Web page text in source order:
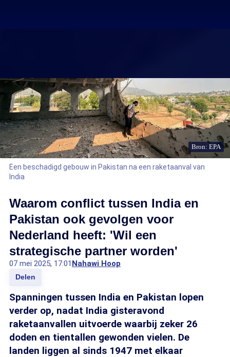
Bron: EPA
Een beschadigd gebouw in Pakistan na een raketaanval van
India
Waarom conflict tussen India en
Pakistan ook gevolgen voor
Nederland heeft: 'Wil een
strategische partner worden'
07 mei 2025, 17:01 Nahawi Hoop
Delen
Spanningen tussen India en Pakistan lopen
verder op, nadat India gisteravond
raketaanvallen uitvoerde waarbij zeker 26
doden en tientallen gewonden vielen. De
landen liggen al sinds 1947 met elkaar